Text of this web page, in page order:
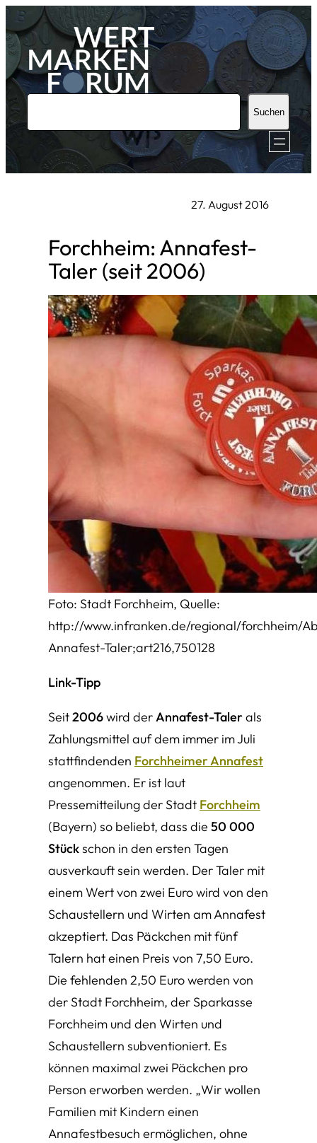
Zum
Inhalt
springen
u
h
Suchen
27. August 2016
Forchheim: Annafest-
Taler (seit 2006)
Foto: Stadt Forchheim, Quelle:
http://www.infranken.de/regional/forchheim/
Annafest-Taler;art216,750128
Link-Tipp
Seit2006wird derAnnafest-Talerals
Zahlungsmittel auf dem immer im Juli
stattfindenden Forchheimer Annafest
angenommen. Er ist laut
Pressemitteilung der Stadt Forchheim
(Bayern) so beliebt, dass die 50 000
Stückschon in den ersten Tagen
ausverkauft sein werden. Der Taler mit
einem Wert von zwei Euro wird von den
Schaustellern und Wirten am Annafest
akzeptiert. Das Päckchen mit fünf
Talern hat einen Preis von 7,50 Euro.
Die fehlenden 2,50 Euro werden von
der Stadt Forchheim, der Sparkasse
Forchheim und den Wirten und
Schaustellern subventioniert. Es
können maximal zwei Päckchen pro
Person erworben werden. „Wir wollen
Familien mit Kindern einen
Annafestbesuch ermöglichen, ohne